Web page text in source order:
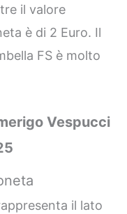
il valore
è di 2 Euro. Il
FS è molto
Vespucci
il lato